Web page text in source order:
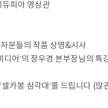
피아 영상관
분들의 작품 상영&시사
어‘의 장우경 본부장님의 특
카봉 삼각대‘를 드립니다 (많